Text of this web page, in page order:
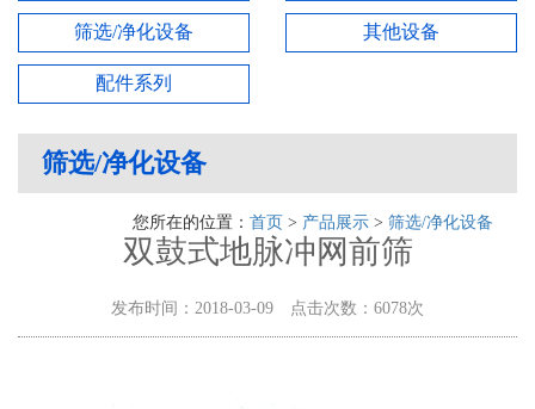
筛选/净化设备 其他设备
配件系列
筛选/净化设备
您所在的位置： 首页 > 产品展示 > 筛选/净化设备
双鼓式地脉冲网前筛
发布时间：2018-03-09 点击次数：6078次